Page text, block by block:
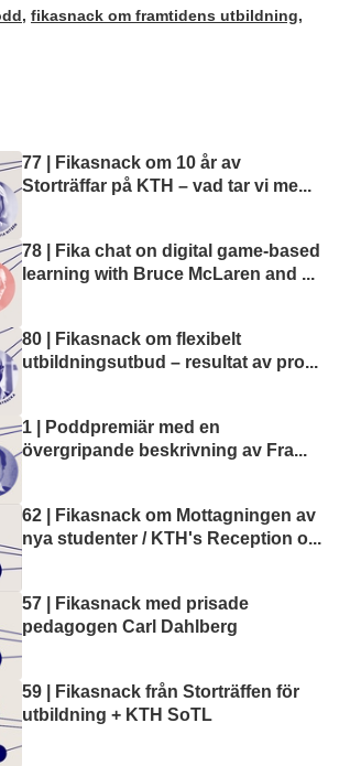
77 | Fikasnack om 10 år av
Storträffar på KTH – vad tar vi me...
78 | Fika chat on digital game-based
learning with Bruce McLaren and ...
80 | Fikasnack om flexibelt
utbildningsutbud – resultat av pro...
1 | Poddpremiär med en
övergripande beskrivning av Fra...
62 | Fikasnack om Mottagningen av
nya studenter / KTH's Reception o...
57 | Fikasnack med prisade
pedagogen Carl Dahlberg
59 | Fikasnack från Storträffen för
utbildning + KTH SoTL
, fikasnack om framtidens utbildning,